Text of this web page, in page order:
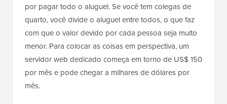
por pagar todo o aluguel. Se você tem colegas de
quarto, você divide o aluguel entre todos, o que faz
com que o valor devido por cada pessoa seja muito
menor. Para colocar as coisas em perspectiva, um
servidor web dedicado começa em torno de US$ 150
por mês e pode chegar a milhares de dólares por
mês.